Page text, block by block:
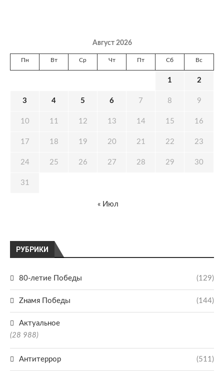
РУБРИКИ
80-летие Победы (129)
Zнамя Победы (144)
Актуальное
(28 988)
Антитеррор (511)
Август 2026
Пн Вт Ср Чт Пт Сб Вс
1 2
3 4 5 6 7 8 9
10 11 12 13 14 15 16
17 18 19 20 21 22 23
24 25 26 27 28 29 30
31
« Июл